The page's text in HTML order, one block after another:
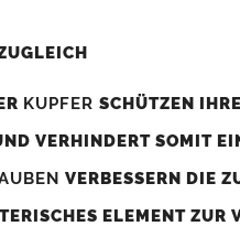
KUPFER SCHÜTZEN
VERHINDERT SOMIT
VERBESSERN DIE
ELEMENT ZUR